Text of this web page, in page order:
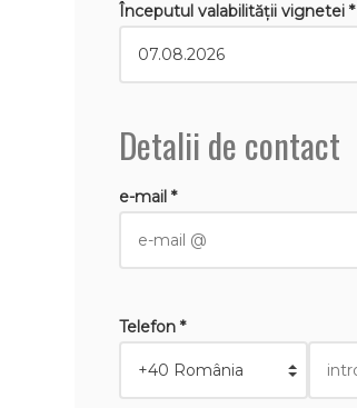
Începutul valabilităţii vignetei *
Detalii de contact
e-mail *
Telefon *